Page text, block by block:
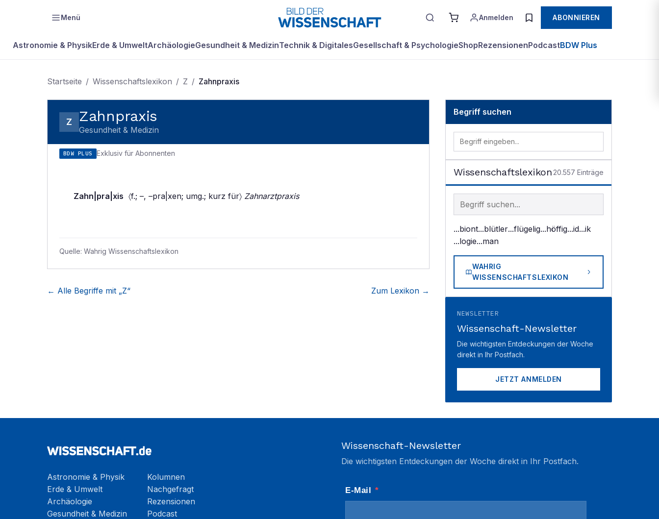
Menü Anmelden ABONNIEREN
Astronomie & PhysikErde & UmweltArchäologieGesundheit & MedizinTechnik & DigitalesGesellschaft & PsychologieShopRezensionenPodcastBDW Plus
Startseite / Wissenschaftslexikon / Z / Zahnpraxis
Z Zahnpraxis
Gesundheit & Medizin
BDW PLUS Exklusiv für Abonnenten
Zahn|pra|xis 〈f.; –, –pra|xen; umg.; kurz für〉 Zahnarztpraxis
Quelle: Wahrig Wissenschaftslexikon
← Alle Begriffe mit „Z“ Zum Lexikon →
Begriff suchen
Wissenschaftslexikon 20.557 Einträge
Begriff im Lexikon suchen
...biont...blütler...flügelig...höffig...id...ik
...logie...man
WAHRIG
WISSENSCHAFTSLEXIKON
NEWSLETTER
Wissenschaft-Newsletter
Die wichtigsten Entdeckungen der Woche
direkt in Ihr Postfach.
JETZT ANMELDEN
Astronomie & Physik
Erde & Umwelt
Archäologie
Gesundheit & Medizin
Kolumnen
Nachgefragt
Rezensionen
Podcast
Wissenschaft-Newsletter
Die wichtigsten Entdeckungen der Woche direkt in Ihr Postfach.